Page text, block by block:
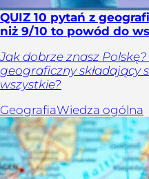
QUIZ 10 pytań z
niż 9/10 to powód do
Jak dobrze znasz
geograficzny składający
wszystkie?
GeografiaWiedza ogólna